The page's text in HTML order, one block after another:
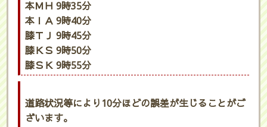
本ＭＨ 9時35分
本ＩＡ 9時40分
膝ＴＪ 9時45分
膝ＫＳ 9時50分
膝ＳＫ 9時55分
道路状況等により10分ほどの誤差が生じることがご
ざいます。